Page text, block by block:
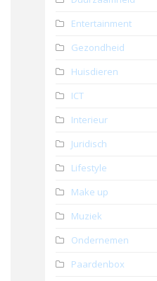
Entertainment
Gezondheid
Huisdieren
ICT
Interieur
Juridisch
Lifestyle
Make up
Muziek
Ondernemen
Paardenbox